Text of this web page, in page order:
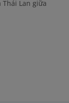
Lan giữa